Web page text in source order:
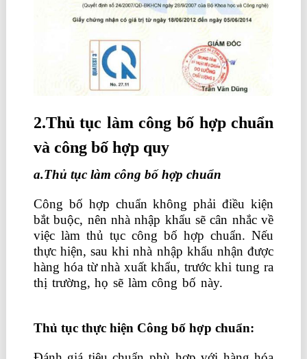
2.Thủ tục làm công bố hợp chuẩn
và công bố hợp quy
a.Thủ tục làm công bố hợp chuẩn
Công bố hợp chuẩn không phải điều kiện
bắt buộc, nên nhà nhập khẩu sẽ cân nhắc về
việc làm thủ tục công bố hợp chuẩn. Nếu
thực hiện, sau khi nhà nhập khẩu nhận được
hàng hóa từ nhà xuất khẩu, trước khi tung ra
thị trường, họ sẽ làm công bố này.
Thủ tục thực hiện Công bố hợp chuẩn: